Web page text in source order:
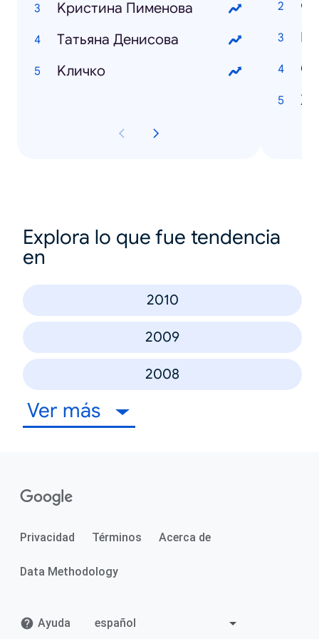
Kристина Пименова
Tатьяна Денисова
Kличко
Explora lo que fue tendencia
en
2010
2009
2008
Ver más
Privacidad Términos Acerca de
Data Methodology
Ayuda